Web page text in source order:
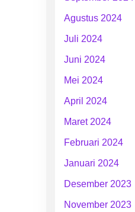
Agustus 2024
Juli 2024
Juni 2024
Mei 2024
April 2024
Maret 2024
Februari 2024
Januari 2024
Desember 2023
November 2023